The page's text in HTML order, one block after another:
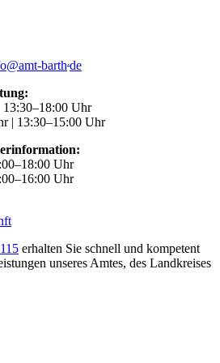
@amt-barth de
Uhr
| 13:30–15:00 Uhr
Uhr
Uhr
115 erhalten Sie schnell und kompetent
unseres Amtes, des Landkreises